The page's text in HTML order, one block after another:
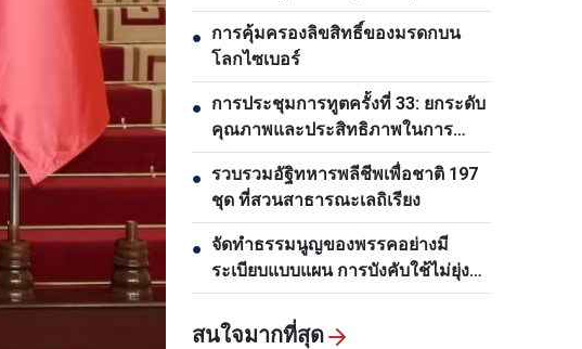
รอบด้าน
● การคุ้มครองลิขสิทธิ์ของมรดกบน
โลกไซเบอร์
● การประชุมการทูตครั้งที่ 33: ยกระดับ
คุณภาพและประสิทธิภาพในการ
ดำเนินงานของสำนักงานตัวแทน
เวียดนามในต่างประเทศ
● รวบรวมอัฐิทหารพลีชีพเพื่อชาติ 197
ชุด ที่สวนสาธารณะเลถิเรียง
● จัดทำธรรมนูญของพรรคอย่างมี
ระเบียบแบบแผน การบังคับใช้ไม่ยุ่ง
ยากและคงอยู่ยืนยาว
สนใจมากที่สุด